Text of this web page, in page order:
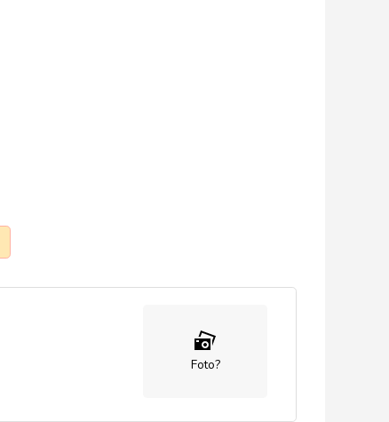
Foto?